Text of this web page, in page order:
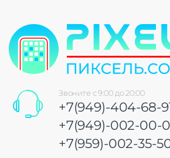
Звоните с 9:00 до 20:00
+7(949)-404-68-
+7(949)-002-00-
+7(959)-002-35-